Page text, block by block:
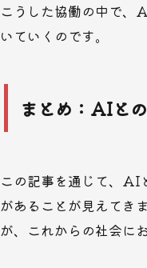
こうした協働の中で、
いていくのです。
まとめ：AIと
この記事を通じて、AI
があることが見えてき
が、これからの社会に